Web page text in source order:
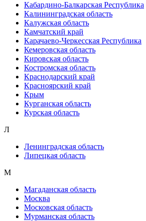
Кабардино-Балкарская Республика
Калининградская область
Калужская область
Камчатский край
Карачаево-Черкесская Республика
Кемеровская область
Кировская область
Костромская область
Краснодарский край
Красноярский край
Крым
Курганская область
Курская область
Л
Ленинградская область
Липецкая область
М
Магаданская область
Москва
Московская область
Мурманская область